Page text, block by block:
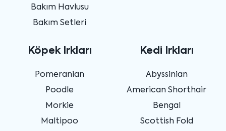
Bakım Havlusu
Bakım Setleri
Köpek Irkları
Pomeranian
Poodle
Morkie
Maltipoo
Kedi Irkları
Abyssinian
American Shorthair
Bengal
Scottish Fold